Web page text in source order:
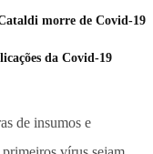
morre de Covid-19
da Covid-19
de insumos e